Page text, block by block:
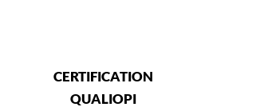
CERTIFICATION
QUALIOPI